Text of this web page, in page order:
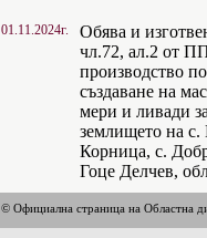
01.11.2024г.
Обява и
чл.72, ал.2 от
производство
създаване на
мери и ливади
землището на
Корница, с.
Гоце Делчев,
© Официална страница на